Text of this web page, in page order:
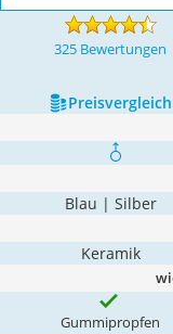
325 Bewertungen
Preis­vergleich
Blau | Silber
Keramik
Gummipropfen